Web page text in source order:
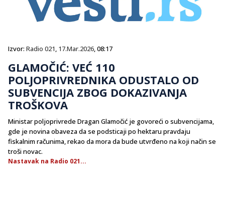
Izvor: Radio 021, 17.Mar.2026, 08:17
GLAMOČIĆ: VEĆ 110
POLJOPRIVREDNIKA ODUSTALO OD
SUBVENCIJA ZBOG DOKAZIVANJA
TROŠKOVA
Ministar poljoprivrede Dragan Glamočić je govoreći o subvencijama,
gde je novina obaveza da se podsticaji po hektaru pravdaju
fiskalnim računima, rekao da mora da bude utvrđeno na koji način se
troši novac.
Nastavak na Radio 021...